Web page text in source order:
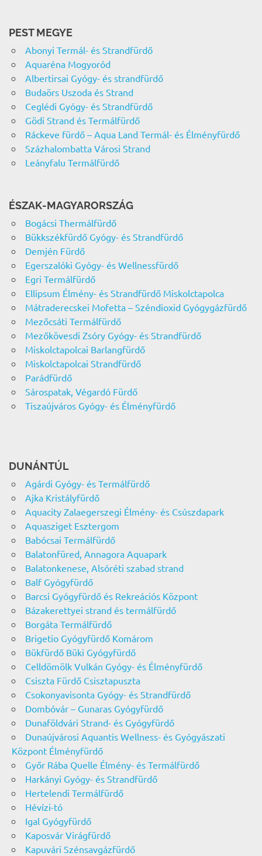
PEST MEGYE
Abonyi Termál- és Strandfürdő
Aquaréna Mogyoród
Albertirsai Gyógy- és strandfürdő
Budaörs Uszoda és Strand
Ceglédi Gyógy- és Strandfürdő
Gödi Strand és Termálfürdő
Ráckeve fürdő – Aqua Land Termál- és Élményfürdő
Százhalombatta Városi Strand
Leányfalu Termálfürdő
ÉSZAK-MAGYARORSZÁG
Bogácsi Thermálfürdő
Bükkszékfürdő Gyógy- és Strandfürdő
Demjén Fürdő
Egerszalóki Gyógy- és Wellnessfürdő
Egri Termálfürdő
Ellipsum Élmény- és Strandfürdő Miskolctapolca
Mátraderecskei Mofetta – Széndioxid Gyógygázfürdő
Mezőcsáti Termálfürdő
Mezőkövesdi Zsóry Gyógy- és Strandfürdő
Miskolctapolcai Barlangfürdő
Miskolctapolcai Strandfürdő
Parádfürdő
Sárospatak, Végardó Fürdő
Tiszaújváros Gyógy- és Élményfürdő
DUNÁNTÚL
Agárdi Gyógy- és Termálfürdő
Ajka Kristályfürdő
Aquacity Zalaegerszegi Élmény- és Csúszdapark
Aquasziget Esztergom
Babócsai Termálfürdő
Balatonfüred, Annagora Aquapark
Balatonkenese, Alsóréti szabad strand
Balf Gyógyfürdő
Barcsi Gyógyfürdő és Rekreációs Központ
Bázakerettyei strand és termálfürdő
Borgáta Termálfürdő
Brigetio Gyógyfürdő Komárom
Bükfürdő Büki Gyógyfürdő
Celldömölk Vulkán Gyógy- és Élményfürdő
Csiszta Fürdő Csisztapuszta
Csokonyavisonta Gyógy- és Strandfürdő
Dombóvár – Gunaras Gyógyfürdő
Dunaföldvári Strand- és Gyógyfürdő
Dunaújvárosi Aquantis Wellness- és Gyógyászati
Központ Élményfürdő
Győr Rába Quelle Élmény- és Termálfürdő
Harkányi Gyógy- és Strandfürdő
Hertelendi Termálfürdő
Hévízi-tó
Igal Gyógyfürdő
Kaposvár Virágfürdő
Kapuvári Szénsavgázfürdő